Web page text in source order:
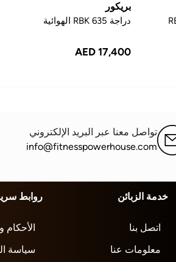
بريكور
دراجة RBK 635 الهوائية
AED 17,400
تواصل معنا عبر البريد الإلكتروني
info@fitnesspowerhouse.com
خدمة الزبائن
اتصل بنا
معلومات عنا
روابط
سياسة